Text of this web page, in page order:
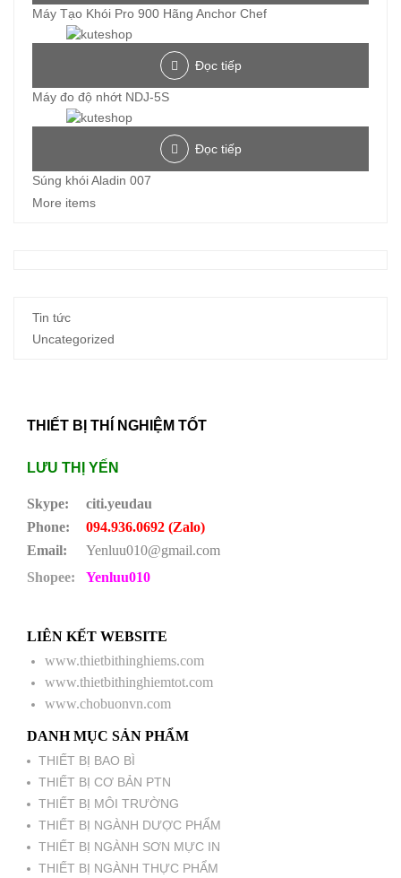
Máy Tạo Khói Pro 900 Hãng Anchor Chef
Đọc tiếp
Máy đo độ nhớt NDJ-5S
Đọc tiếp
Súng khói Aladin 007
More items
Tin tức
Uncategorized
THIẾT BỊ THÍ NGHIỆM TỐT
LƯU THỊ YẾN
Skype:
citi.yeudau
Phone:
094.936.0692 (Zalo)
Email:
Yenluu010@gmail.com
Shopee:
Yenluu010
LIÊN KẾT WEBSITE
www.thietbithinghiems.com
www.thietbithinghiemtot.com
www.chobuonvn.com
DANH MỤC SẢN PHẨM
THIẾT BỊ BAO BÌ
THIẾT BỊ CƠ BẢN PTN
THIẾT BỊ MÔI TRƯỜNG
THIẾT BỊ NGÀNH DƯỢC PHẨM
THIẾT BỊ NGÀNH SƠN MỰC IN
THIẾT BỊ NGÀNH THỰC PHẨM